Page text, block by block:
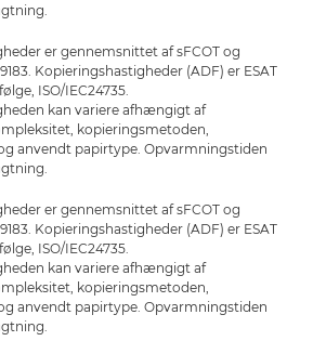
er gennemsnittet af sFCOT og
Kopieringshastigheder (ADF) er ESAT
ISO/IEC24735.
kan variere afhængigt af
kopieringsmetoden,
anvendt papirtype. Opvarmningstiden
er gennemsnittet af sFCOT og
Kopieringshastigheder (ADF) er ESAT
ISO/IEC24735.
kan variere afhængigt af
kopieringsmetoden,
anvendt papirtype. Opvarmningstiden